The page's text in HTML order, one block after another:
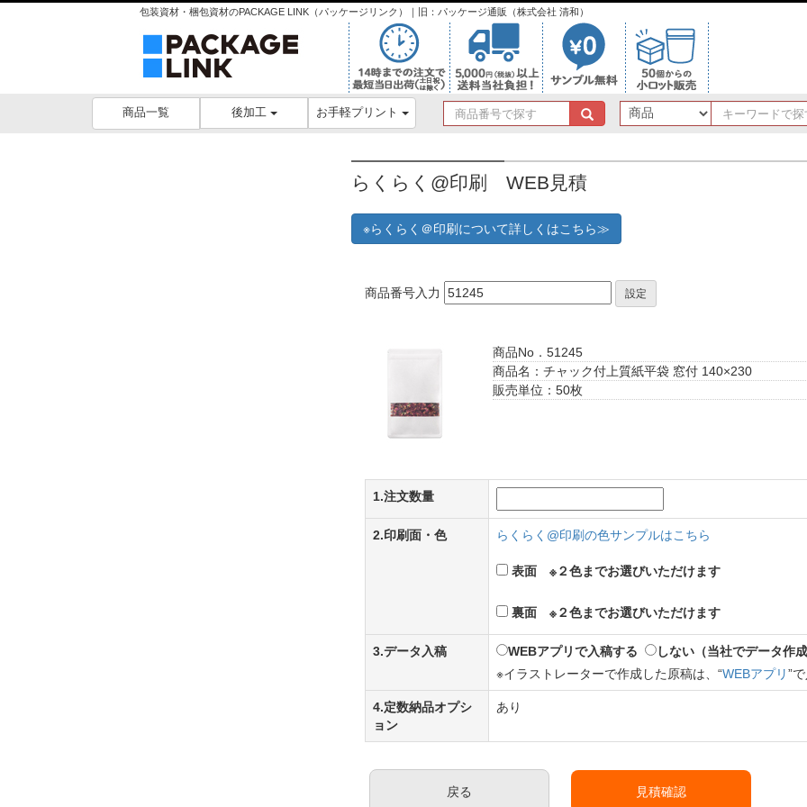
包装資材・梱包資材のPACKAGE LINK（パッケージリンク）｜旧：パッケージ通販（株式会社 清和）
商品一覧 後加工 お手軽プリント
商
品
号
で
す
らくらく@印刷 WEB見積
※らくらく＠印刷について詳しくはこちら≫
商品番号入力 設定
商品No．51245
商品名：チャック付上質紙平袋 窓付 140×230
販売単位：50枚
1.注文数量
2.印刷面・色 らくらく@印刷の色サンプルはこちら
表面 ※２色までお選びいただけます
裏面 ※２色までお選びいただけます
3.データ入稿 WEBアプリで入稿する
しない（当社でデータ作成
※イラストレーターで作成した原稿は、“WEBアプリ”
4.定数納品オプシ
ョン
あり
戻る 見積確認